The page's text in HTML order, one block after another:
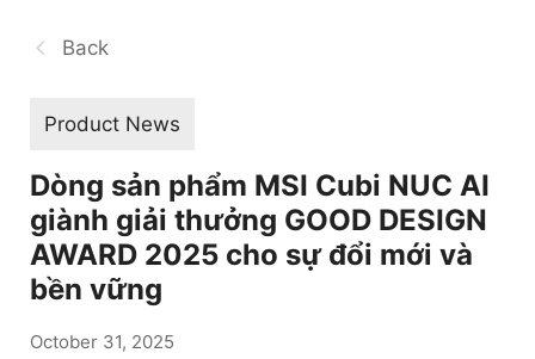
Back
Product News
Dòng sản phẩm MSI Cubi NUC AI
giành giải thưởng GOOD DESIGN
AWARD 2025 cho sự đổi mới và
bền vững
October 31, 2025